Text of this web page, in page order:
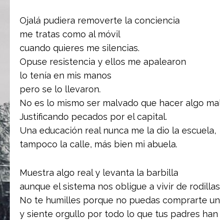
Ojalá pudiera removerte la conciencia
me tratas como al móvil
cuando quieres me silencias.
Opuse resistencia y ellos me apalearon
lo tenía en mis manos
pero se lo llevaron.
No es lo mismo ser malvado que hacer algo
Justificando pecados por el capital.
Una educación real nunca me la dio la escuela,
tampoco la calle, más bien mi abuela.
Muestra algo real y levanta la barbilla
aunque el sistema nos obligue a vivir de
No te humilles porque no puedas comprarte
y siente orgullo por todo lo que tus padres han